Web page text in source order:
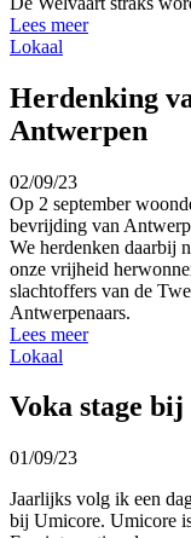
Lees meer
Lokaal
Herdenking
Antwerpen
02/09/23
Op 2 september
bevrijding van
We herdenken daarbij
onze vrijheid
slachtoffers van de
Antwerpenaars.
Lees meer
Lokaal
Voka stage
01/09/23
Jaarlijks volg ik een
bij Umicore. Umicore